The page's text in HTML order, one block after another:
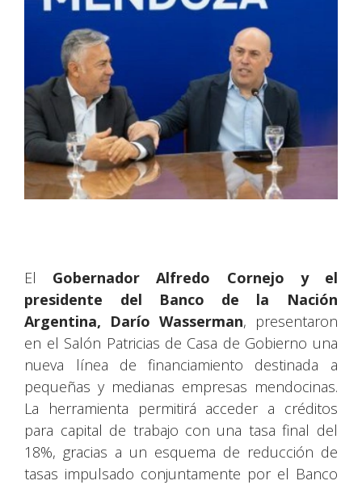
El Gobernador Alfredo Cornejo y el
presidente del Banco de la Nación
Argentina, Darío Wasserman, presentaron
en el Salón Patricias de Casa de Gobierno una
nueva línea de financiamiento destinada a
pequeñas y medianas empresas mendocinas.
La herramienta permitirá acceder a créditos
para capital de trabajo con una tasa final del
18%, gracias a un esquema de reducción de
tasas impulsado conjuntamente por el Banco